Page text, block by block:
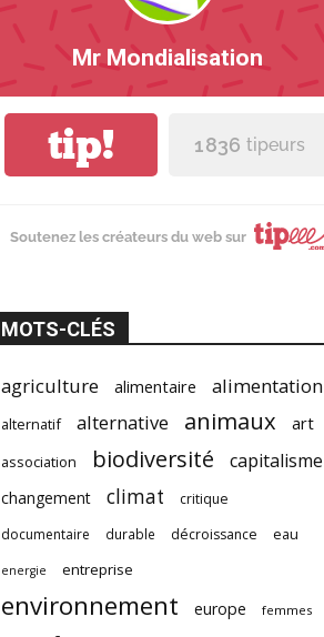
Mr Mondialisation
tip! 1 836 tipeurs
Soutenez les créateurs du web sur
MOTS-CLÉS
agriculture alimentaire alimentation
alternatif alternative animaux art
association biodiversité capitalisme
changement climat
critique
documentaire
durable décroissance eau
energie entreprise
environnement europe femmes